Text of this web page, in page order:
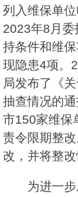
列入维保单
2023年8月委
持条件和维
现隐患4项。
局发布了《
抽查情况的
市150家维保
责令限期整
改，并将整
为进一